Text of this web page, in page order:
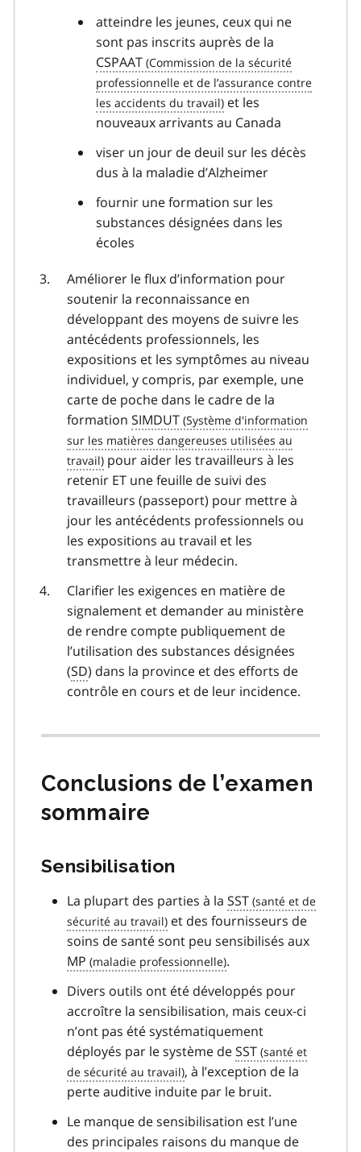
atteindre les jeunes, ceux qui ne
sont pas inscrits auprès de la
CSPAAT
et les
nouveaux arrivants au Canada
viser un jour de deuil sur les décès
dus à la maladie d’Alzheimer
fournir une formation sur les
substances désignées dans les
écoles
Améliorer le flux d’information pour
soutenir la reconnaissance en
développant des moyens de suivre les
antécédents professionnels, les
expositions et les symptômes au niveau
individuel, y compris, par exemple, une
carte de poche dans le cadre de la
formation SIMDUT
pour aider les travailleurs à les
retenir ET une feuille de suivi des
travailleurs (passeport) pour mettre à
jour les antécédents professionnels ou
les expositions au travail et les
transmettre à leur médecin.
Clarifier les exigences en matière de
signalement et demander au ministère
de rendre compte publiquement de
l’utilisation des substances désignées
(SD) dans la province et des efforts de
contrôle en cours et de leur incidence.
Conclusions de l’examen
sommaire
Sensibilisation
La plupart des parties à la SST
et des fournisseurs de
soins de santé sont peu sensibilisés aux
MP
.
Divers outils ont été développés pour
accroître la sensibilisation, mais ceux-ci
n’ont pas été systématiquement
déployés par le système deSST
, à l’exception de la
perte auditive induite par le bruit.
Le manque de sensibilisation est l’une
des principales raisons du manque de